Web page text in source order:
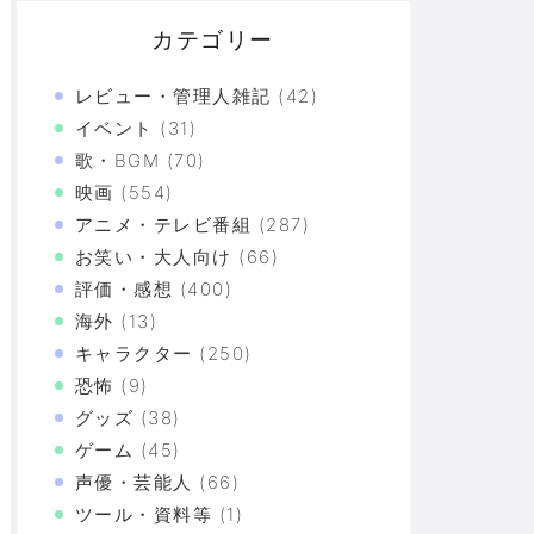
の父が見事に修理…実はトヨタカローラのボデ
ると話題に
けばXX連で合計○万円使ってた！？
カテゴリー
レビュー・管理人雑記 (42)
イベント (31)
歌・BGM (70)
映画 (554)
アニメ・テレビ番組 (287)
お笑い・大人向け (66)
評価・感想 (400)
海外 (13)
キャラクター (250)
恐怖 (9)
グッズ (38)
ゲーム (45)
声優・芸能人 (66)
ツール・資料等 (1)